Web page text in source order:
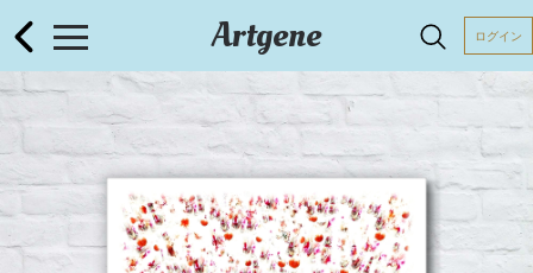
Artgene ログイン